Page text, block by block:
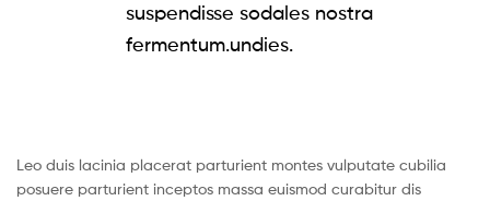
suspendisse sodales nostra
fermentum.undies.
Leo duis lacinia placerat parturient montes vulputate cubilia
posuere parturient inceptos massa euismod curabitur dis